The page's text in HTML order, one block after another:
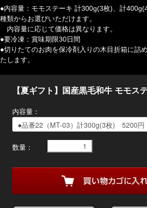
●内容量：モモステーキ 計300g(3枚)、計
種類からお選びいただけます。
内容量に応じて価格は異なります。
●要冷凍：賞味期限30日間
●切りたてのお肉を保冷剤入りの木目折箱に詰
たします。
【夏ギフト】国産黒毛和牛 モモス
内容量：
数量：